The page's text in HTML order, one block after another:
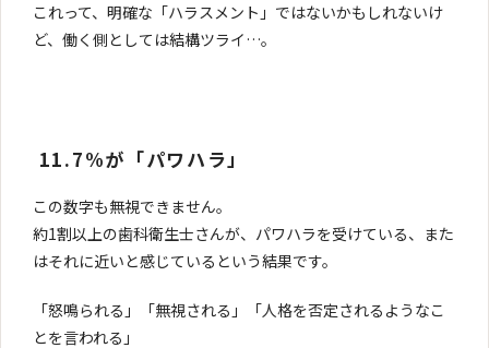
これって、明確な「ハラスメント」ではないかもしれないけ
ど、働く側としては結構ツライ…。
11.7%が「パワハラ」
この数字も無視できません。
約1割以上の歯科衛生士さんが、パワハラを受けている、また
はそれに近いと感じているという結果です。
「怒鳴られる」「無視される」「人格を否定されるようなこ
とを言われる」